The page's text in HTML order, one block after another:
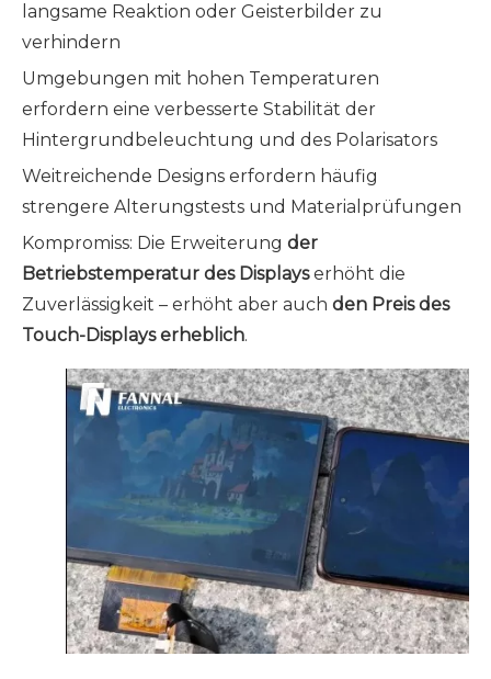
langsame Reaktion oder Geisterbilder zu
verhindern
Umgebungen mit hohen Temperaturen
erfordern eine verbesserte Stabilität der
Hintergrundbeleuchtung und des Polarisators
Weitreichende Designs erfordern häufig
strengere Alterungstests und Materialprüfungen
Kompromiss: Die Erweiterung der
Betriebstemperatur des Displayserhöht die
Zuverlässigkeit – erhöht aber auch den Preis des
Touch-Displays erheblich.